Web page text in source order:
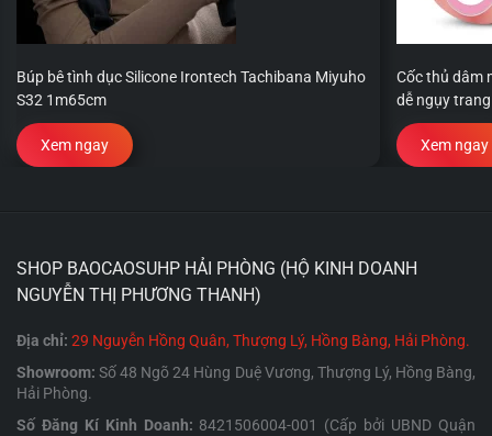
Búp bê tình dục Silicone Irontech Tachibana Miyuho
S32 1m65cm
Xem ngay
Cốc thủ dâm
dễ ngụy
Xem ngay
SHOP BAOCAOSUHP HẢI PHÒNG (HỘ KINH DOANH
NGUYỄN THỊ PHƯƠNG THANH)
Địa chỉ: 29 Nguyễn Hồng Quân, Thượng Lý, Hồng Bàng, Hải Phòng.
Showroom: Số 48 Ngõ 24 Hùng Duệ Vương, Thượng Lý, Hồng Bàng,
Hải Phòng.
Số Đăng Kí Kinh Doanh: 8421506004-001 (Cấp bởi UBND Quận